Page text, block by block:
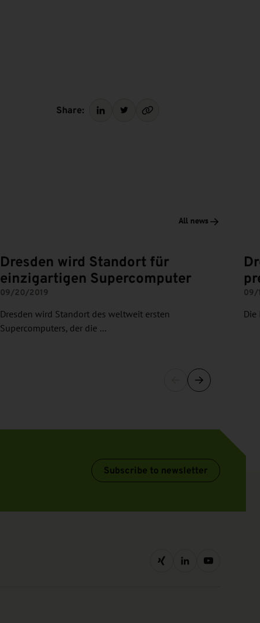
Share:
All news
Dresden wird Standort für
einzigartigen Supercomputer
09/20/2019
Dresden wird Standort des weltweit ersten
Supercomputers, der die …
09/
Die
Subscribe to newsletter